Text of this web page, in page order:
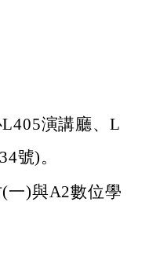
演講廳、L
號)。
一)與A2數位學